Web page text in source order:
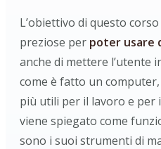
L’obiettivo di questo
preziose per poter usare
anche di mettere l’utente
come è fatto un
più utili per il lavoro e per
viene spiegato come
sono i suoi strumenti di